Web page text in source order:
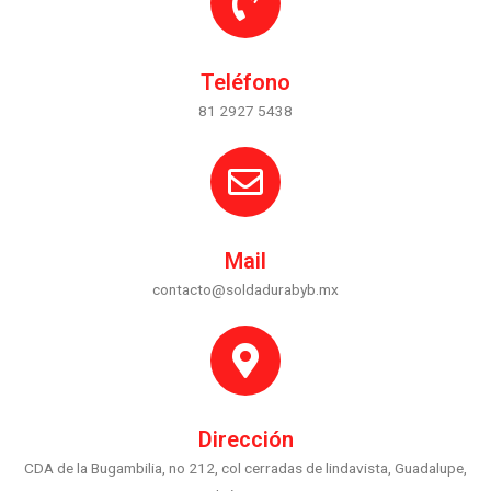
Teléfono
81 2927 5438
Mail
contacto@soldadurabyb.mx
Dirección
CDA de la Bugambilia, no 212, col cerradas de lindavista, Guadalupe,